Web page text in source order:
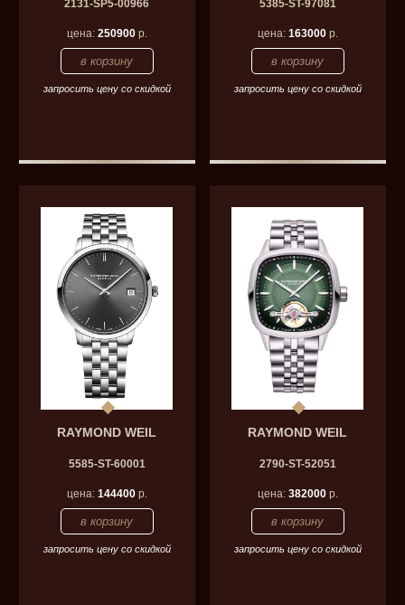
2131-SP5-00966
цена: 250900р.
запросить цену со скидкой
5385-ST-97081
цена: 163000р.
запросить цену со скидкой
RAYMOND WEIL
5585-ST-60001
цена: 144400р.
запросить цену со скидкой
RAYMOND WEIL
2790-ST-52051
цена: 382000р.
запросить цену со скидкой